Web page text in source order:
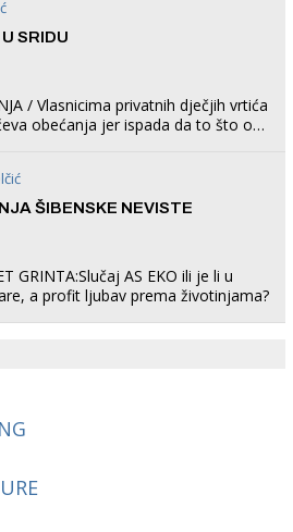
SRIDU
/ Vlasnicima privatnih dječjih vrtića
obećanja jer ispada da to što oni
ŠIBENSKE NEVISTE
GRINTA:Slučaj AS EKO ili je li u
a profit ljubav prema životinjama?